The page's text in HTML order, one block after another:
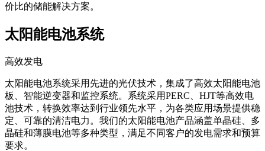
价比的储能解决方案。
太阳能电池系统
高效发电
太阳能电池系统采用先进的光伏技术，集成了高效太阳能电池
板、智能逆变器和监控系统。系统采用PERC、HJT等高效电
池技术，转换效率达到行业领先水平，为各类应用场景提供稳
定、可靠的清洁电力。我们的太阳能电池产品涵盖单晶硅、多
晶硅和薄膜电池等多种类型，满足不同客户的发电需求和预算
要求。